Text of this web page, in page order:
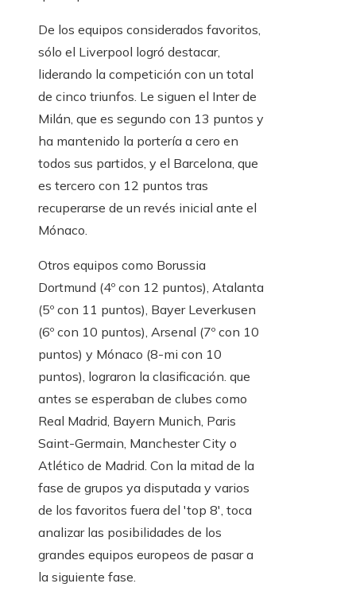
De los equipos considerados favoritos,
sólo el Liverpool logró destacar,
liderando la competición con un total
de cinco triunfos. Le siguen el Inter de
Milán, que es segundo con 13 puntos y
ha mantenido la portería a cero en
todos sus partidos, y el Barcelona, ​​que
es tercero con 12 puntos tras
recuperarse de un revés inicial ante el
Mónaco.
Otros equipos como Borussia
Dortmund (4º con 12 puntos), Atalanta
(5º con 11 puntos), Bayer Leverkusen
(6º con 10 puntos), Arsenal (7º con 10
puntos) y Mónaco (8-mi con 10
puntos), lograron la clasificación. que
antes se esperaban de clubes como
Real Madrid, Bayern Munich, Paris
Saint-Germain, Manchester City o
Atlético de Madrid. Con la mitad de la
fase de grupos ya disputada y varios
de los favoritos fuera del 'top 8', toca
analizar las posibilidades de los
grandes equipos europeos de pasar a
la siguiente fase.